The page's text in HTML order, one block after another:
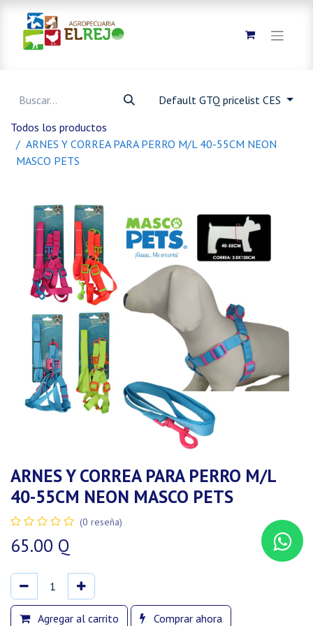
Default GTQ pricelist CES
Todos los productos
ARNES Y CORREA PARA PERRO M/L 40-55CM NEON
MASCO PETS
ARNES Y CORREA PARA PERRO M/L
40-55CM NEON MASCO PETS
(0 reseña)
65.00 Q
Agregar al carrito Comprar ahora